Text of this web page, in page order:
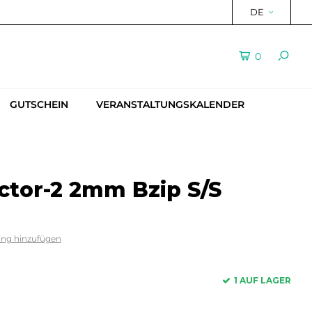
DE
0
GUTSCHEIN VERANSTALTUNGSKALENDER
2 2mm Bzip S/S
hinzufügen
1 AUF LAGER